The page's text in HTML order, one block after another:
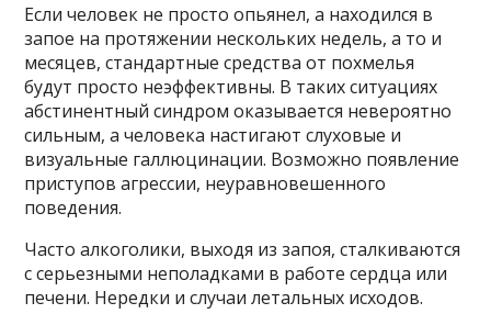
Если человек не просто опьянел, а находился в
запое на протяжении нескольких недель, а то и
месяцев, стандартные средства от похмелья
будут просто неэффективны. В таких ситуациях
абстинентный синдром оказывается невероятно
сильным, а человека настигают слуховые и
визуальные галлюцинации. Возможно появление
приступов агрессии, неуравновешенного
поведения.
Часто алкоголики, выходя из запоя, сталкиваются
с серьезными неполадками в работе сердца или
печени. Нередки и случаи летальных исходов.